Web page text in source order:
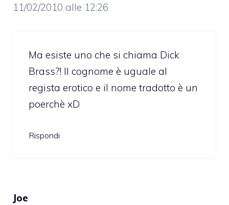
11/02/2010 alle 12:26
Ma esiste uno che si chiama Dick
Brass?! Il cognome è uguale al
regista erotico e il nome tradotto è un
poerchè xD
Rispondi
Joe